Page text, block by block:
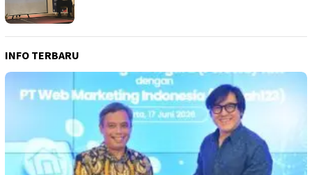
INFO TERBARU